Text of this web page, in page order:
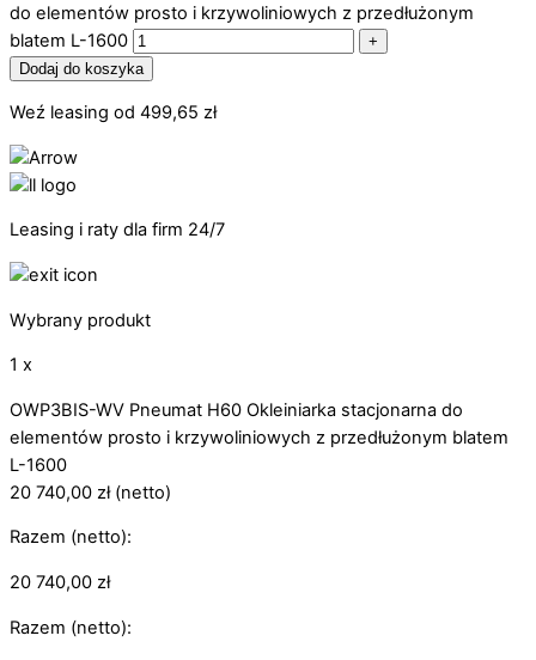
do elementów prosto i krzywoliniowych z przedłużonym
blatem L-1600
+
Dodaj do koszyka
Weź leasing od 499,65 zł
Leasing i raty dla firm 24/7
Wybrany produkt
1 x
OWP3BIS-WV Pneumat H60 Okleiniarka stacjonarna do
elementów prosto i krzywoliniowych z przedłużonym blatem
L-1600
20 740,00 zł(netto)
Razem (netto):
20 740,00 zł
Razem (netto):